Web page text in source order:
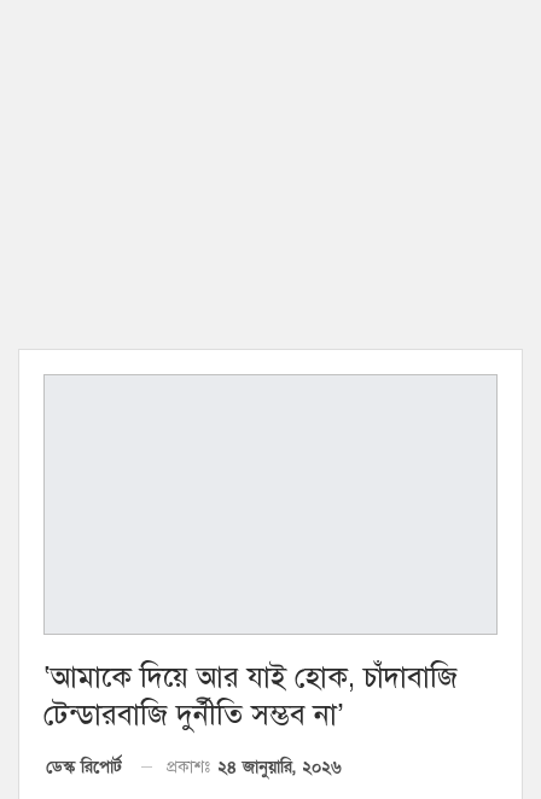
‘আমাকে দিয়ে আর যাই হোক, চাঁদাবাজি
টেন্ডারবাজি দুর্নীতি সম্ভব না’
ডেস্ক রিপোর্ট প্রকাশঃ ২৪ জানুয়ারি, ২০২৬